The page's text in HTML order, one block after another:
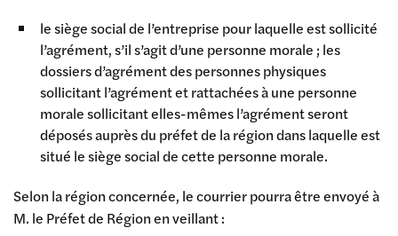
le siège social de l’entreprise pour laquelle est sollicité
l’agrément, s’il s’agit d’une personne morale ; les
dossiers d’agrément des personnes physiques
sollicitant l’agrément et rattachées à une personne
morale sollicitant elles-mêmes l’agrément seront
déposés auprès du préfet de la région dans laquelle est
situé le siège social de cette personne morale.
Selon la région concernée, le courrier pourra être envoyé à
M. le Préfet de Région en veillant :